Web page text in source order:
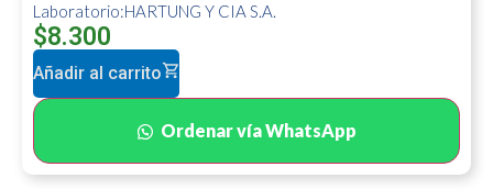
Laboratorio:HARTUNG Y CIA S.A.
$8.300
Añadir al carrito
Ordenar vía WhatsApp